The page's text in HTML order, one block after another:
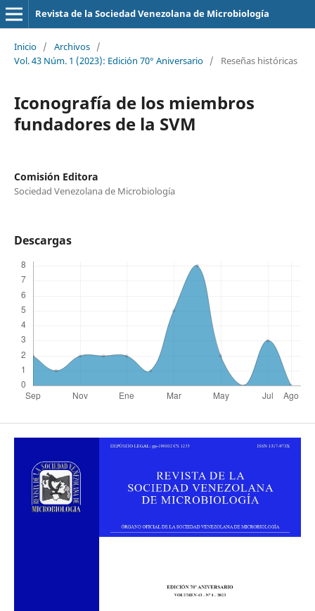
Revista de la Sociedad Venezolana de Microbiología
Inicio / Archivos /
Vol. 43 Núm. 1 (2023): Edición 70° Aniversario / Reseñas históricas
Iconografía de los miembros
fundadores de la SVM
Comisión Editora
Sociedad Venezolana de Microbiología
Descargas